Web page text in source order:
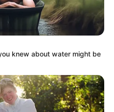
knew about water might be